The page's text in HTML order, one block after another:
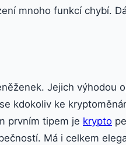
mnoho funkcí chybí.
Jejich výhodou
kdokoliv ke
prvním tipem je krypto
Má i celkem